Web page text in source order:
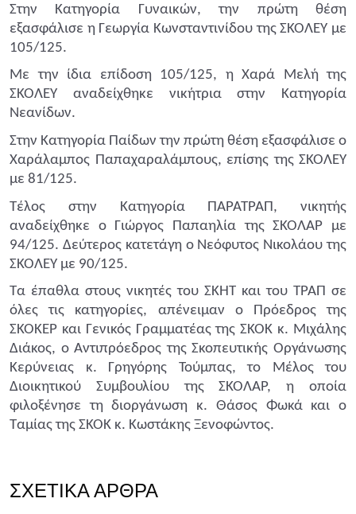
Στην Κατηγορία Γυναικών, την πρώτη θέση
εξασφάλισε η Γεωργία Κωνσταντινίδου της ΣΚΟΛΕΥ με
105/125.
Με την ίδια επίδοση 105/125, η Χαρά Μελή της
ΣΚΟΛΕΥ αναδείχθηκε νικήτρια στην Κατηγορία
Νεανίδων.
Στην Κατηγορία Παίδων την πρώτη θέση εξασφάλισε ο
Χαράλαμπος Παπαχαραλάμπους, επίσης της ΣΚΟΛΕΥ
με 81/125.
Τέλος στην Κατηγορία ΠΑΡΑΤΡΑΠ, νικητής
αναδείχθηκε ο Γιώργος Παπαηλία της ΣΚΟΛΑΡ με
94/125. Δεύτερος κατετάγη ο Νεόφυτος Νικολάου της
ΣΚΟΛΕΥ με 90/125.
Τα έπαθλα στους νικητές του ΣΚΗΤ και του ΤΡΑΠ σε
όλες τις κατηγορίες, απένειμαν ο Πρόεδρος της
ΣΚΟΚΕΡ και Γενικός Γραμματέας της ΣΚΟΚ κ. Μιχάλης
Διάκος, ο Αντιπρόεδρος της Σκοπευτικής Οργάνωσης
Κερύνειας κ. Γρηγόρης Τούμπας, το Μέλος του
Διοικητικού Συμβουλίου της ΣΚΟΛΑΡ, η οποία
φιλοξένησε τη διοργάνωση κ. Θάσος Φωκά και ο
Ταμίας της ΣΚΟΚ κ. Κωστάκης Ξενοφώντος.
ΣΧΕΤΙΚΆ ΆΡΘΡΑ